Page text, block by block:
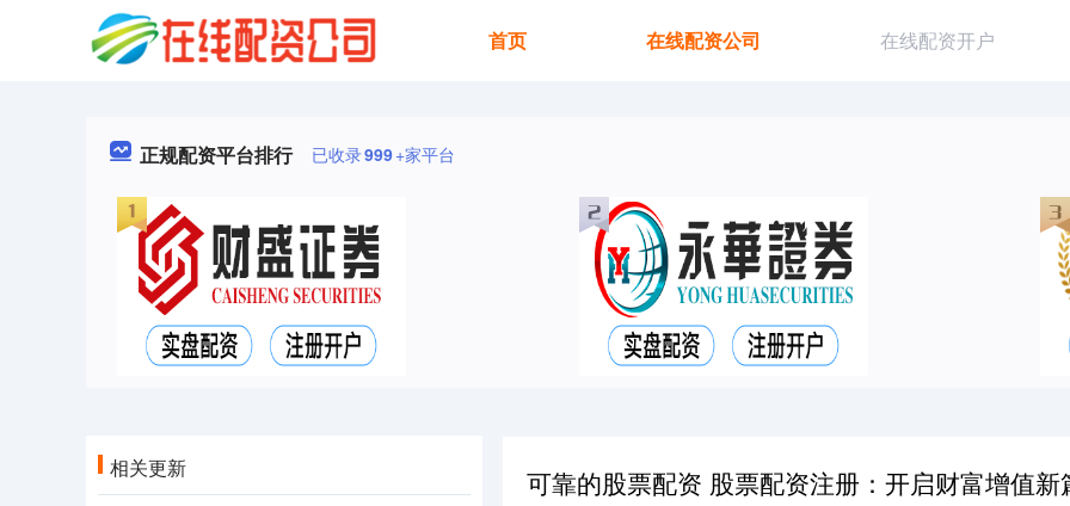
首页 在线配资公司 在线配资开户
正规配资平台排行 已收录999+家平台
可靠的股票配资 股票配资注册：开启财富增值新
相关更新